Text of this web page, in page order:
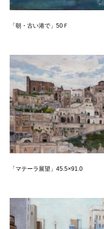
「朝・古い港で」50Ｆ
「マテーラ展望」45.5×91.0